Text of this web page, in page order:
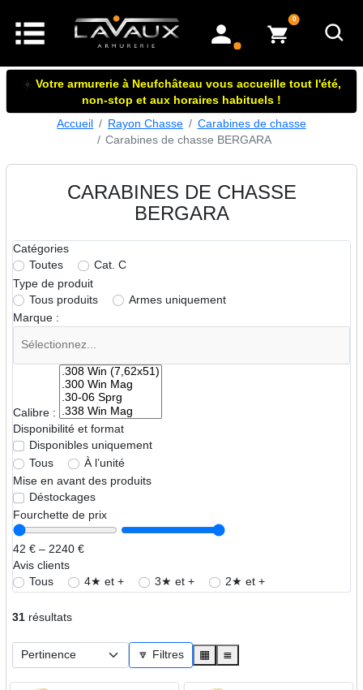
mon compte
0articles dans le panier
☀️ Votre armurerie à Neufchâteau vous accueille tout l'été,
non-stop et aux horaires habituels !
Accueil
Rayon Chasse
Carabines de chasse
Carabines de chasse BERGARA
CARABINES DE CHASSE
BERGARA
Catégories
Toutes
Cat. C
Type de produit
Tous produits
Armes uniquement
Marque :
Calibre :
Disponibilité et format
Disponibles uniquement
Tous
À l’unité
Mise en avant des produits
Déstockages
Fourchette de prix
42 € – 2240 €
Avis clients
Tous
4★ et + 3★ et + 2★ et +
31résultats
🔽 Filtres ▦ ≣